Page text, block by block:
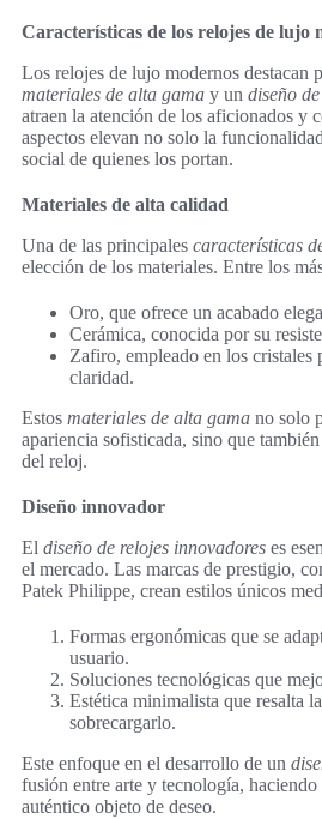
Características de los relojes de lujo
Los relojes de lujo modernos destacan
materiales de alta gama y un diseño
atraen la atención de los aficionados y
aspectos elevan no solo la
social de quienes los portan.
Materiales de alta calidad
Una de las principales características
elección de los materiales. Entre los
Oro, que ofrece un acabado
Cerámica, conocida por su
Zafiro, empleado en los cristales
claridad.
Estos materiales de alta gama no solo
apariencia sofisticada, sino que
del reloj.
Diseño innovador
El diseño de relojes innovadores es
el mercado. Las marcas de prestigio,
Patek Philippe, crean estilos únicos
Formas ergonómicas que se
usuario.
Soluciones tecnológicas que
Estética minimalista que resalta
sobrecargarlo.
Este enfoque en el desarrollo de un
fusión entre arte y tecnología, haciendo
auténtico objeto de deseo.